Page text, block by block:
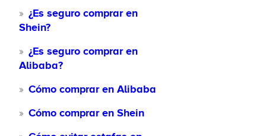
¿Es seguro comprar en
Shein?
¿Es seguro comprar en
Alibaba?
Cómo comprar en Alibaba
Cómo comprar en Shein